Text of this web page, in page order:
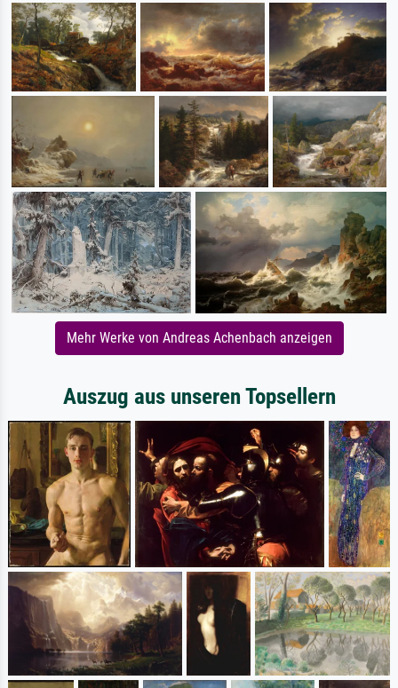
Mehr Werke von Andreas Achenbach anzeigen
Auszug aus unseren Topsellern